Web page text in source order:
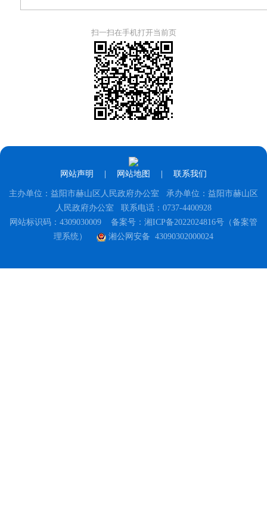
扫一扫在手机打开当前页
网站声明 网站地图 联系我们
主办单位：益阳市赫山区人民政府办公室 承办单位：益阳市赫山区
人民政府办公室 联系电话：0737-4400928
网站标识码：4309030009 备案号：湘ICP备2022024816号（备案管
理系统）
湘公网安备 43090302000024